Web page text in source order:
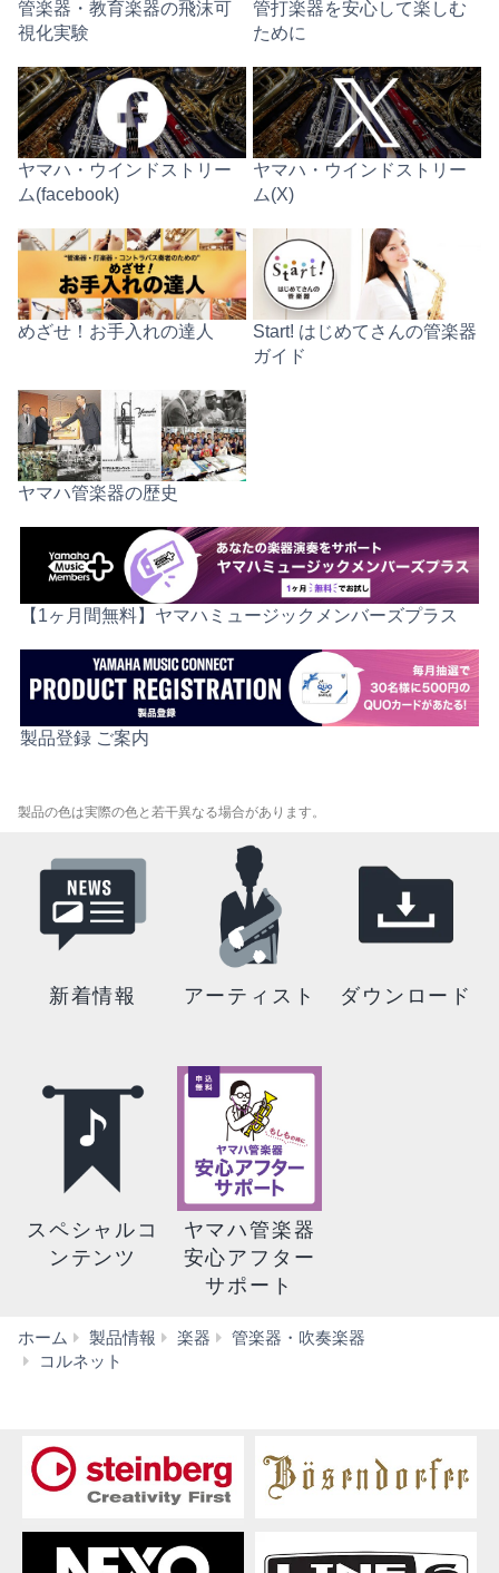
管楽器・教育楽器の飛沫可
視化実験
管打楽器を安心して楽しむ
ために
ヤマハ・ウインドストリー
ム(facebook)
ヤマハ・ウインドストリー
ム(X)
めざせ！お手入れの達人
Start! はじめてさんの管楽器
ガイド
ヤマハ管楽器の歴史
【1ヶ月間無料】ヤマハミュージックメンバーズプラス
製品登録 ご案内
製品の色は実際の色と若干異なる場合があります。
新着情報 アーティスト ダウンロード
スペシャルコ
ンテンツ
ヤマハ管楽器
安心アフター
サポート
ホーム 製品情報 楽器
管楽器・吹奏楽器
コルネット